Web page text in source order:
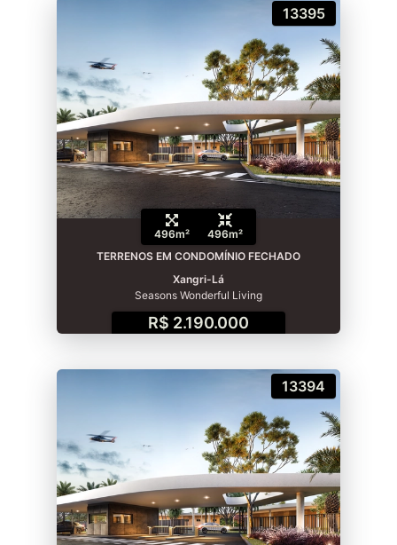
13395
496m²
496m²
TERRENOS EM CONDOMÍNIO FECHADO
Xangri-Lá
Seasons Wonderful Living
R$ 2.190.000
13394